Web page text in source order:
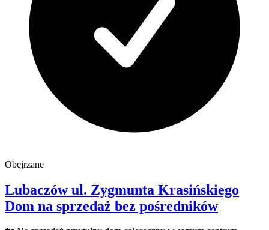
Obejrzane
Lubaczówul. Zygmunta Krasińskiego
Dom na sprzedaż bez pośredników